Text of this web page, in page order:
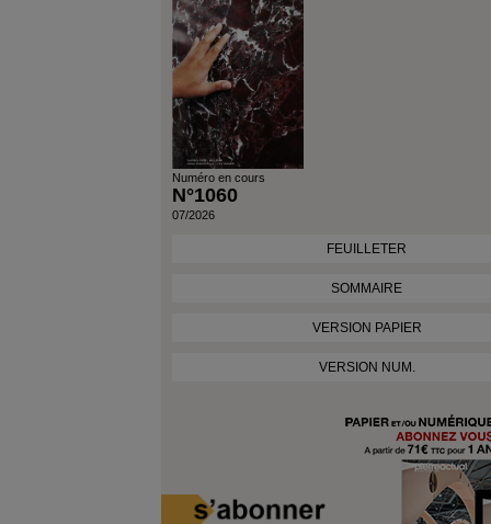
Numéro en cours
N°1060
07/2026
FEUILLETER
SOMMAIRE
VERSION PAPIER
VERSION NUM.